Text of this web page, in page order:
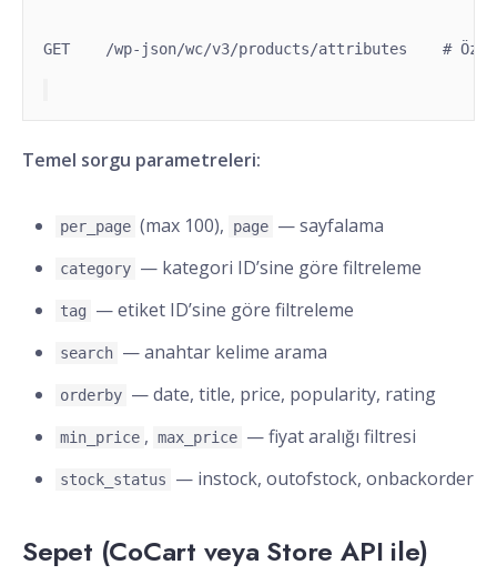
GET    /wp-json/wc/v3/products/attributes    #
Temel sorgu parametreleri:
per_page (max 100), page — sayfalama
category — kategori ID’sine göre filtreleme
tag — etiket ID’sine göre filtreleme
search — anahtar kelime arama
orderby — date, title, price, popularity, rating
min_price , max_price — fiyat aralığı filtresi
stock_status — instock, outofstock, onbackorder
Sepet (CoCart veya Store API ile)